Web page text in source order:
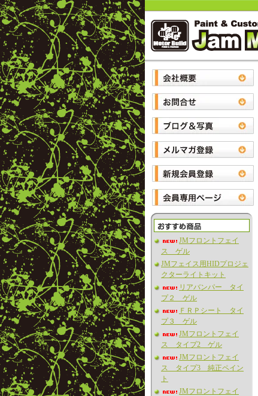
JMフロントフェイ
ス ゲル
JMフェイス用HIDプロジェ
クターライトキット
リアバンパー タイ
プ２ ゲル
ＦＲＰシート タイ
プ３ ゲル
JMフロントフェイ
ス タイプ2 ゲル
JMフロントフェイ
ス タイプ3 純正ペイン
ト
JMフロントフェイ